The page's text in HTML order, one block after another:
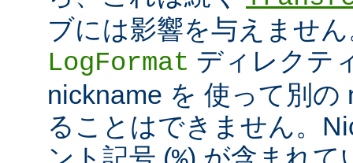
ブには影響を与えませ
LogFormat ディレクテ
nickname を 使って別の
ることはできません。